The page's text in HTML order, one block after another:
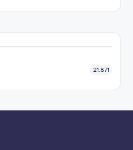
21,871